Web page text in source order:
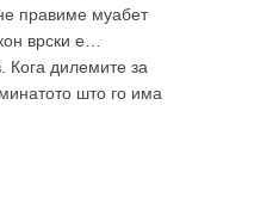
правиме муабет
врски е
Кога дилемите за
што го има